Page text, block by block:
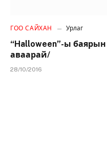
ГОО САЙХАН Урлаг
“Halloween”-ы
аваарай/
28/10/2016